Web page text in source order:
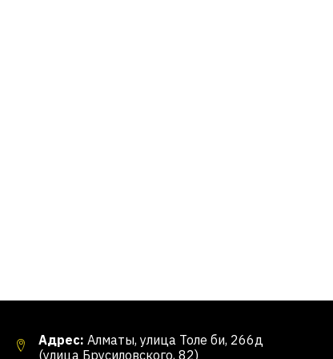
Адрес: Алматы, улица Толе би, 266д
(улица Брусиловского, 82)